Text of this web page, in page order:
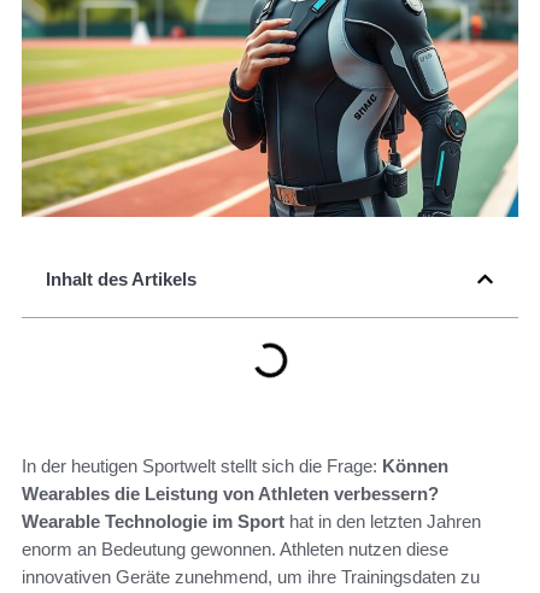
Inhalt des Artikels
In der heutigen Sportwelt stellt sich die Frage: Können
Wearables die Leistung von Athleten verbessern?
Wearable Technologie im Sport hat in den letzten Jahren
enorm an Bedeutung gewonnen. Athleten nutzen diese
innovativen Geräte zunehmend, um ihre Trainingsdaten zu